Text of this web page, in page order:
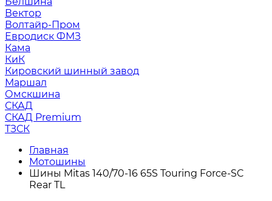
Вектор
Волтайр-Пром
Евродиск ФМЗ
Кама
КиК
Кировский шинный завод
Маршал
Омскшина
СКАД
СКАД Premium
ТЗСК
Главная
Мотошины
Шины Mitas 140/70-16 65S Touring Force-SC
Rear TL